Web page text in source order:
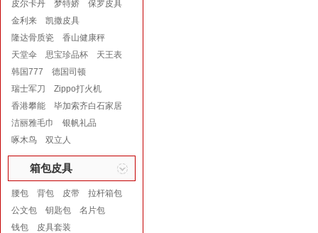
皮尔卡丹 梦特娇
保罗皮具
金利来
凯撒皮具
隆达骨质瓷
香山健康秤
天堂伞
思宝珍品杯
天王表
韩国777
德国司顿
瑞士军刀
Zippo打火机
香港攀能
毕加索齐白石家居
洁丽雅毛巾
银帆礼品
啄木鸟
双立人
箱包皮具
腰包 背包 皮带
拉杆箱包
公文包
钥匙包
名片包
钱包
皮具套装